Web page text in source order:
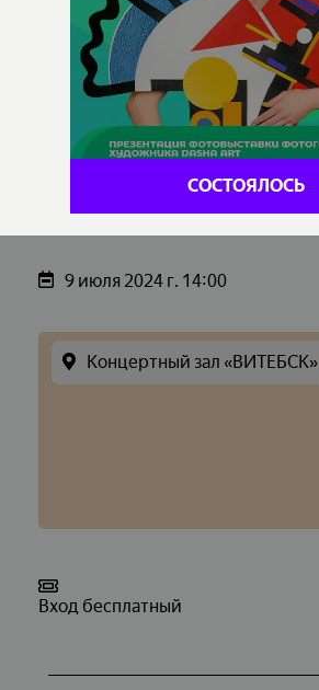
СОСТОЯЛОСЬ
9 июля 2024 г. 14:00
Концертный зал «ВИТЕБСК»
Вход бесплатный